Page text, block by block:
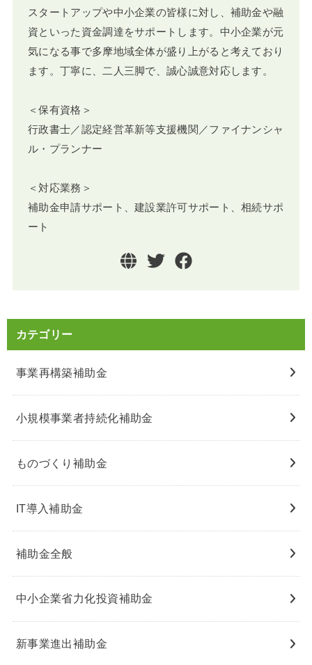
スタートアップや中小企業の皆様に対し、補助金や融
資といった資金調達をサポートします。中小企業が元
気になる事で多摩地域全体が盛り上がると考えており
ます。丁寧に、二人三脚で、誠心誠意対応します。
＜保有資格＞
行政書士／認定経営革新等支援機関／ファイナンシャ
ル・プランナー
＜対応業務＞
補助金申請サポート、建設業許可サポート、相続サポ
ート
カテゴリー
事業再構築補助金
小規模事業者持続化補助金
ものづくり補助金
IT導入補助金
補助金全般
中小企業省力化投資補助金
新事業進出補助金